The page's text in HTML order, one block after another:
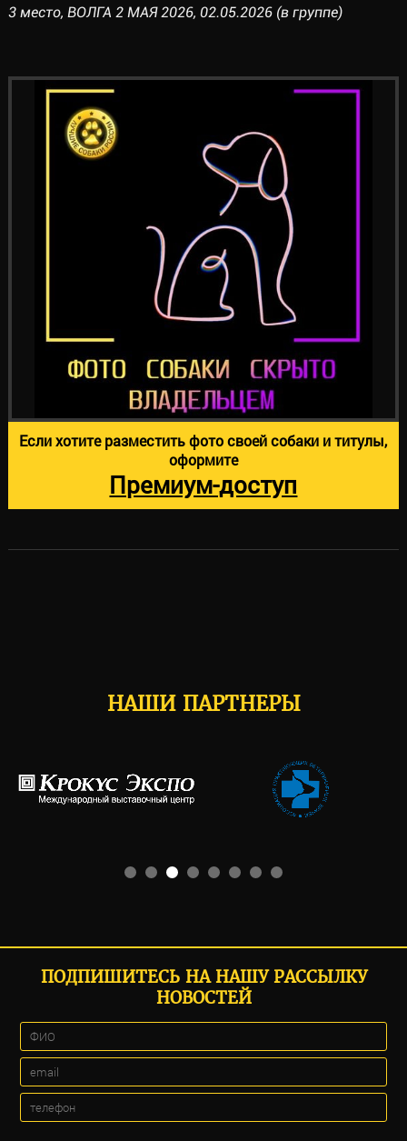
3 место, ВОЛГА 2 МАЯ 2026, 02.05.2026 (в группе)
Если хотите разместить фото своей собаки и титулы,
оформите
Премиум-доступ
НАШИ ПАРТНЕРЫ
ПОДПИШИТЕСЬ НА НАШУ РАССЫЛКУ
НОВОСТЕЙ